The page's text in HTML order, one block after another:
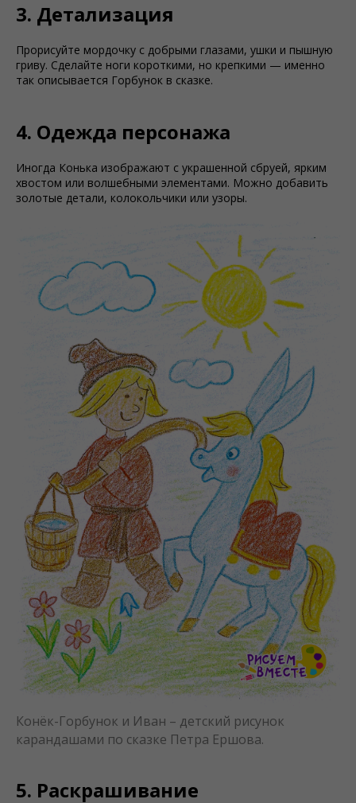
3. Детализация
Прорисуйте мордочку с добрыми глазами, ушки и пышную
гриву. Сделайте ноги короткими, но крепкими — именно
так описывается Горбунок в сказке.
4. Одежда персонажа
Иногда Конька изображают с украшенной сбруей, ярким
хвостом или волшебными элементами. Можно добавить
золотые детали, колокольчики или узоры.
Конёк-Горбунок и Иван – детский рисунок
карандашами по сказке Петра Ершова.
5. Раскрашивание